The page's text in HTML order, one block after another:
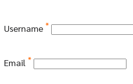
Username *
Email *